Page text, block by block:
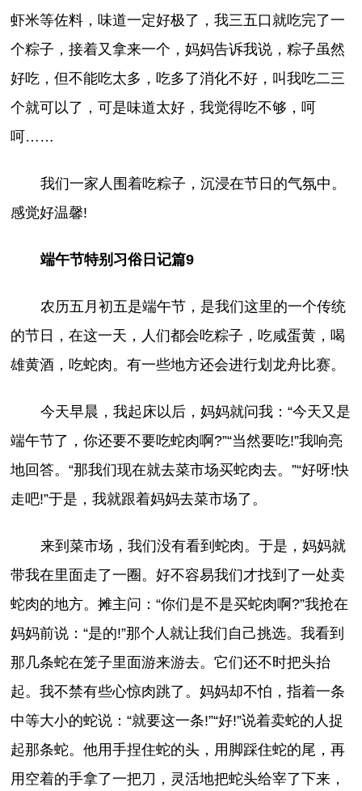
虾米等佐料，味道一定好极了，我三五口就吃完了一
个粽子，接着又拿来一个，妈妈告诉我说，粽子虽然
好吃，但不能吃太多，吃多了消化不好，叫我吃二三
个就可以了，可是味道太好，我觉得吃不够，呵
呵……
我们一家人围着吃粽子，沉浸在节日的气氛中。
感觉好温馨!
端午节特别习俗日记篇9
农历五月初五是端午节，是我们这里的一个传统
的节日，在这一天，人们都会吃粽子，吃咸蛋黄，喝
雄黄酒，吃蛇肉。有一些地方还会进行划龙舟比赛。
今天早晨，我起床以后，妈妈就问我：“今天又是
端午节了，你还要不要吃蛇肉啊?”“当然要吃!”我响亮
地回答。“那我们现在就去菜市场买蛇肉去。”“好呀!快
走吧!”于是，我就跟着妈妈去菜市场了。
来到菜市场，我们没有看到蛇肉。于是，妈妈就
带我在里面走了一圈。好不容易我们才找到了一处卖
蛇肉的地方。摊主问：“你们是不是买蛇肉啊?”我抢在
妈妈前说：“是的!”那个人就让我们自己挑选。我看到
那几条蛇在笼子里面游来游去。它们还不时把头抬
起。我不禁有些心惊肉跳了。妈妈却不怕，指着一条
中等大小的蛇说：“就要这一条!”“好!”说着卖蛇的人捉
起那条蛇。他用手捏住蛇的头，用脚踩住蛇的尾，再
用空着的手拿了一把刀，灵活地把蛇头给宰了下来，